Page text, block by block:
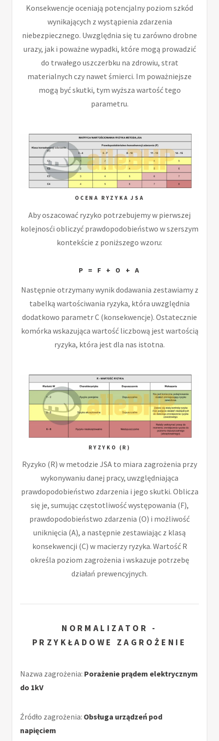
Konsekwencje oceniają potencjalny poziom szkód
wynikających z wystąpienia zdarzenia
niebezpiecznego. Uwzględnia się tu zarówno drobne
urazy, jak i poważne wypadki, które mogą prowadzić
do trwałego uszczerbku na zdrowiu, strat
materialnych czy nawet śmierci. Im poważniejsze
mogą być skutki, tym wyższa wartość tego
parametru.
OCENA RYZYKA JSA
Aby oszacować ryzyko potrzebujemy w pierwszej
kolejnosći obliczyć prawdopodobieństwo w szerszym
kontekście z poniższego wzoru:
P = F + O + A
Następnie otrzymany wynik dodawania zestawiamy z
tabelką wartościwania ryzyka, która uwzględnia
dodatkowo parametr C (konsekwencje). Ostatecznie
komórka wskazująca wartość liczbową jest wartością
ryzyka, która jest dla nas istotna.
RYZYKO (R)
Ryzyko (R) w metodzie JSA to miara zagrożenia przy
wykonywaniu danej pracy, uwzględniająca
prawdopodobieństwo zdarzenia i jego skutki. Oblicza
się je, sumując częstotliwość występowania (F),
prawdopodobieństwo zdarzenia (O) i możliwość
uniknięcia (A), a następnie zestawiając z klasą
konsekwencji (C) w macierzy ryzyka. Wartość R
określa poziom zagrożenia i wskazuje potrzebę
działań prewencyjnych.
NORMALIZATOR -
PRZYKŁADOWE ZAGROŻENIE
Nazwa zagrożenia: Porażenie prądem elektrycznym
do 1kV
Źródło zagrożenia: Obsługa urządzeń pod
napięciem